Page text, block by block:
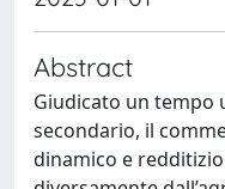
Abstract
Giudicato un tempo
secondario, il
dinamico e